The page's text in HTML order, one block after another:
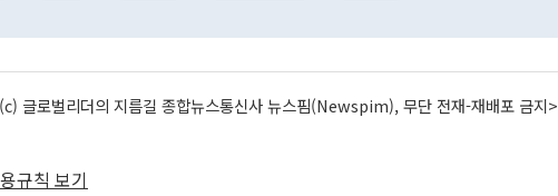
글로벌리더의 지름길 종합뉴스통신사 뉴스핌(Newspim), 무단 전재-재배포 금지>
규칙 보기